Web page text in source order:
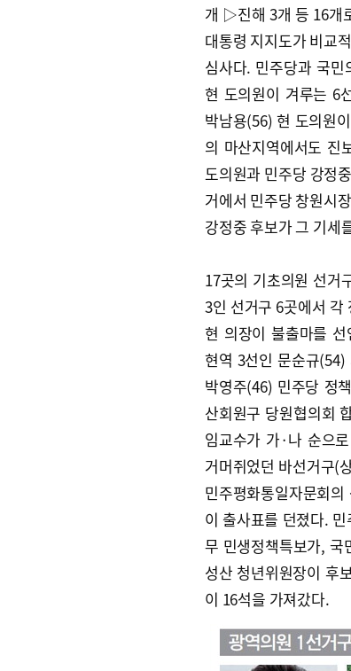
개 ▷진해 3개 등 16개
대통령 지지도가 비교
심사다. 민주당과 국
현 도의원이 겨루는 6
박남용(56) 현 도의원
의 마산지역에서도 진
도의원과 민주당 강정
거에서 민주당 창원시
강정중 후보가 그 기세
17곳의 기초의원 선거
3인 선거구 6곳에서 각
현 의장이 불출마를
현역 3선인 문순규(54)
박영주(46) 민주당 정
산회원구 당원협의회
임교수가 가·나 순으
거머쥐었던 바선거구(
민주평화통일자문회
이 출사표를 던졌다.
무 민생정책특보가, 국
성산 청년위원장이 후
이 16석을 가져갔다.